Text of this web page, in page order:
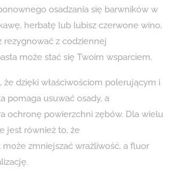
osadzania się barwników w
herbatę lub lubisz czerwone wino,
rezygnować z codziennej
może stać się Twoim wsparciem.
że dzięki właściwościom polerującym i
pomaga usuwać osady, a
ochronę powierzchni zębów. Dla wielu
jest również to, że
zmniejszać wrażliwość, a fluor